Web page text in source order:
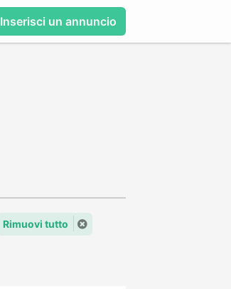
Inserisci un annuncio
Rimuovi tutto